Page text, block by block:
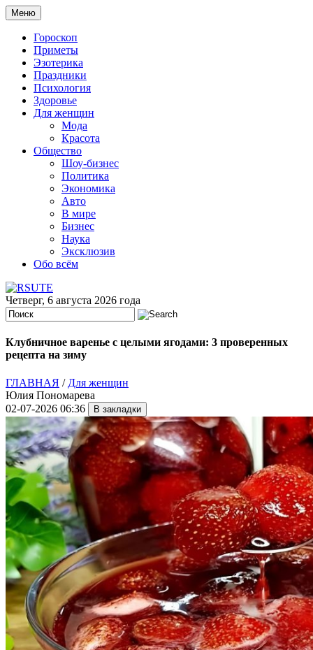
Меню
Гороскоп
Приметы
Эзотерика
Праздники
Психология
Здоровье
Для женщин
Мода
Красота
Общество
Шоу-бизнес
Политика
Экономика
Авто
В мире
Бизнес
Наука
Эксклюзив
Обо всём
Четверг, 6 августа 2026 года
Клубничное варенье с целыми ягодами: 3 проверенных
рецепта на зиму
ГЛАВНАЯ / Для женщин
Юлия Пономарева
02-07-2026 06:36